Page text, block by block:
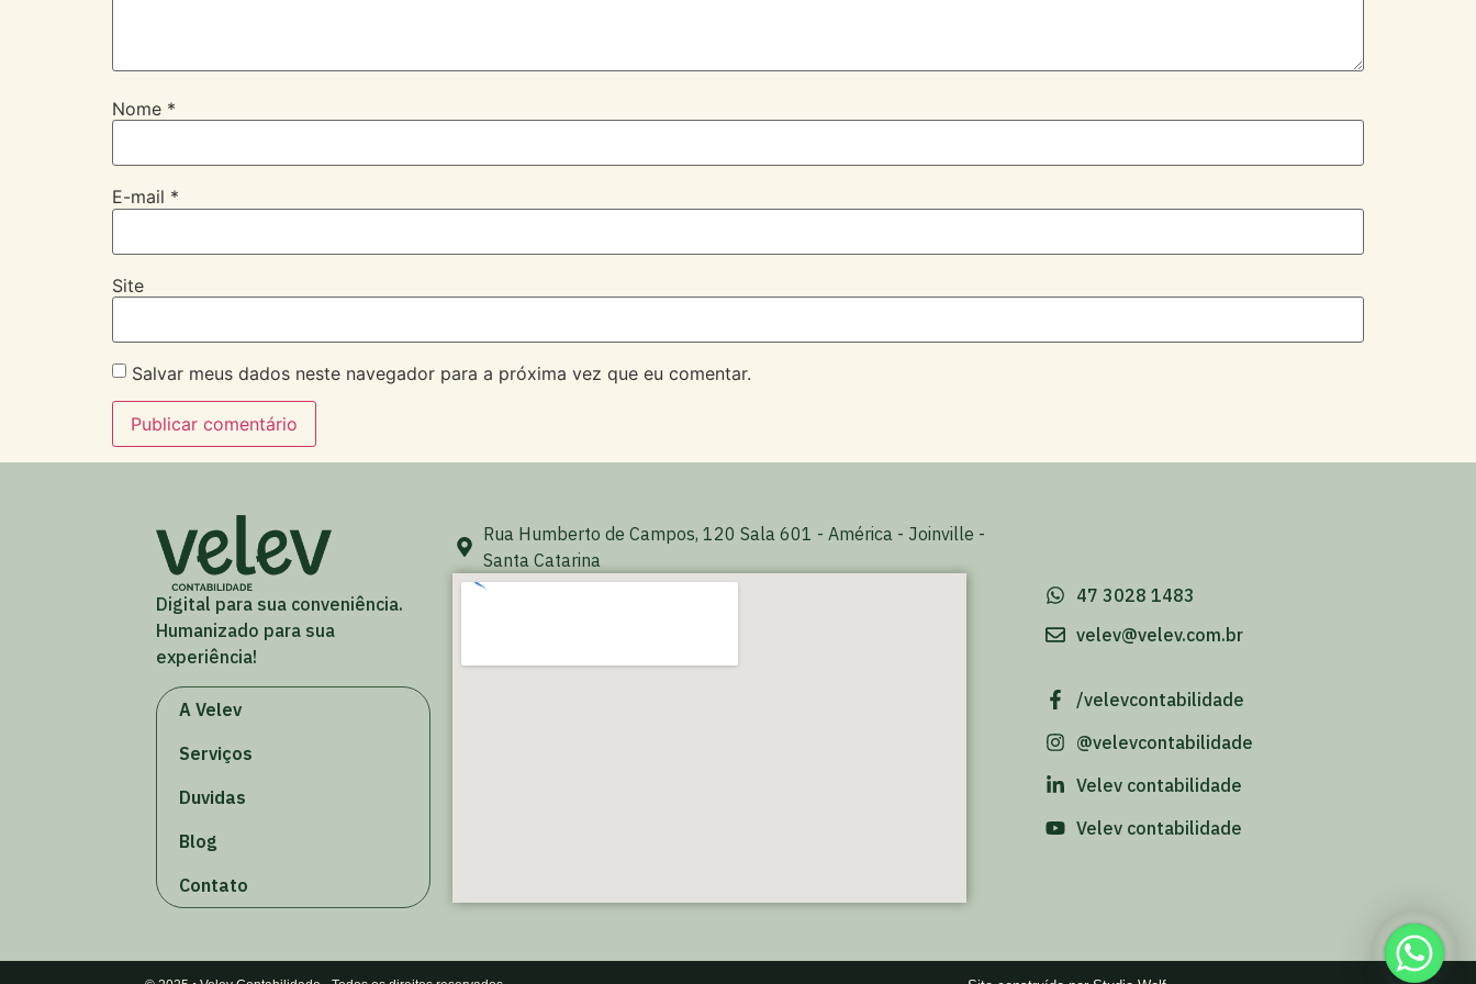
Nome *
E-mail *
Site
Salvar meus dados neste navegador para a próxima vez que eu comentar.
Digital para sua conveniência.
Humanizado para sua
experiência!
A Velev
Serviços
Duvidas
Blog
Contato
Rua Humberto de Campos, 120 Sala 601 - América - Joinville -
Santa Catarina
/velevcontabilidade
@velevcontabilidade
Velev contabilidade
Velev contabilidade
47 3028 1483
velev@velev.com.br